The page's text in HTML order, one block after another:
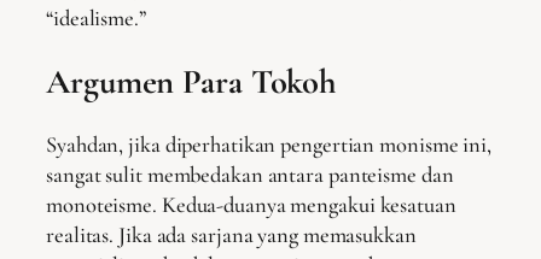
“idealisme.”
Argumen Para Tokoh
Syahdan, jika diperhatikan pengertian monisme ini,
sangat sulit membedakan antara panteisme dan
monoteisme. Kedua-duanya mengakui kesatuan
realitas. Jika ada sarjana yang memasukkan